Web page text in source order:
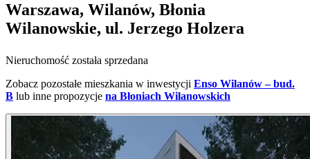
Warszawa, Wilanów, Błonia
Wilanowskie, ul. Jerzego Holzera
Nieruchomość została sprzedana
Zobacz pozostałe mieszkania w inwestycji Enso Wilanów – bud.
B lub inne propozycje na Błoniach Wilanowskich